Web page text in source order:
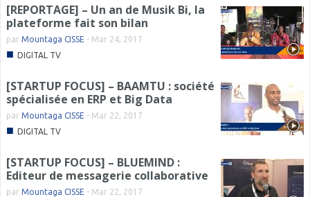
[REPORTAGE] – Un an de Musik Bi, la
plateforme fait son bilan
par Mountaga CISSE - Mar 24, 2017
■ DIGITAL TV
[STARTUP FOCUS] – BAAMTU : société
spécialisée en ERP et Big Data
par Mountaga CISSE - Mar 22, 2017
■ DIGITAL TV
[STARTUP FOCUS] – BLUEMIND :
Editeur de messagerie collaborative
par Mountaga CISSE - Mar 22, 2017